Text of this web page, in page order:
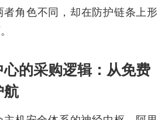
者角色不同，却在防护链条上形
的采购逻辑：从免费
航